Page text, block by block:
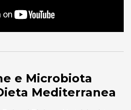
e Microbiota
Mediterranea